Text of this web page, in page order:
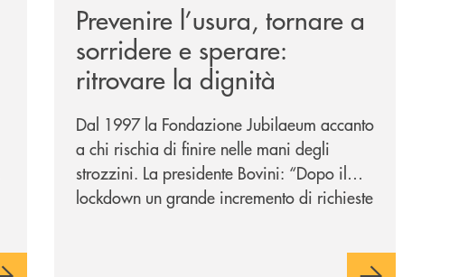
Prevenire l’usura, tornare a
sorridere e sperare:
ritrovare la dignità
Dal 1997 la Fondazione Jubilaeum accanto
a chi rischia di finire nelle mani degli
strozzini. La presidente Bovini: “Dopo il
lockdown un grande incremento di richieste